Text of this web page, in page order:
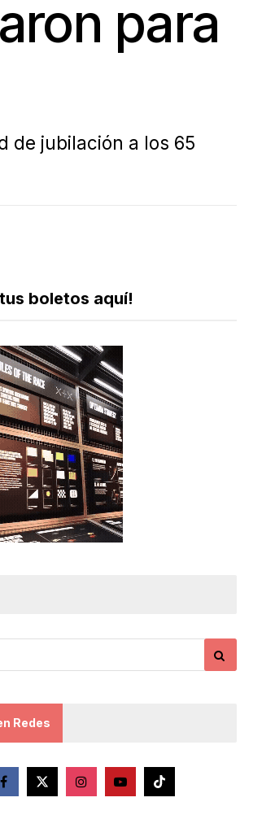
para
de jubilación a los 65
boletos aquí!
Redes